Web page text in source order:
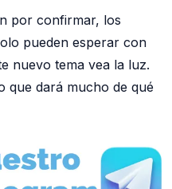
por confirmar, los
pueden esperar con
nuevo tema vea la luz.
que dará mucho de qué